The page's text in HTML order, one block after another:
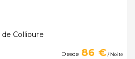
Collioure
Desde 86 €/ Noite